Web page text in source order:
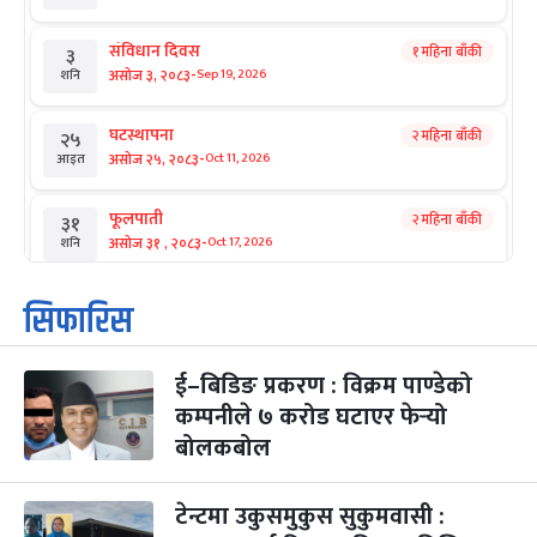
३
शनि
संविधान दिवस
असोज ३, २०८३-Sep 19, 2026
१ महिना बाँकी
२५
आइत
घटस्थापना
असोज २५, २०८३-Oct 11, 2026
२ महिना बाँकी
३१
शनि
फूलपाती
असोज ३१ , २०८३-Oct 17, 2026
२ महिना बाँकी
१
आइत
कार्तिक सङ्क्रान्ति
कार्तिक १, २०८३
३
मंगल
महानवमी
कार्तिक ३, २०८३-Oct 20, 2026
२ महिना बाँकी
४
सिफारिस
ई–बिडिङ प्रकरण : विक्रम पाण्डेको
कम्पनीले ७ करोड घटाएर फेर्‍यो
बोलकबोल
टेन्टमा उकुसमुकुस सुकुमवासी :